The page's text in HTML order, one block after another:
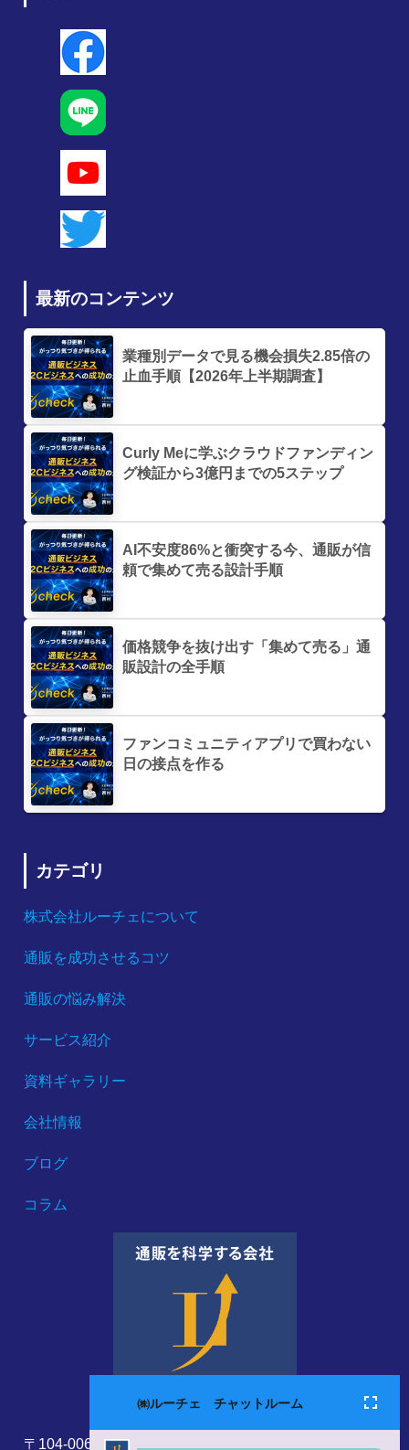
最新のコンテンツ
業種別データで見る機会損失2.85倍の
止血手順【2026年上半期調査】
Curly Meに学ぶクラウドファンディン
グ検証から3億円までの5ステップ
AI不安度86%と衝突する今、通販が信
頼で集めて売る設計手順
価格競争を抜け出す「集めて売る」通
販設計の全手順
ファンコミュニティアプリで買わない
日の接点を作る
カテゴリ
株式会社ルーチェについて
通販を成功させるコツ
通販の悩み解決
サービス紹介
資料ギャラリー
会社情報
ブログ
コラム
〒104-0061